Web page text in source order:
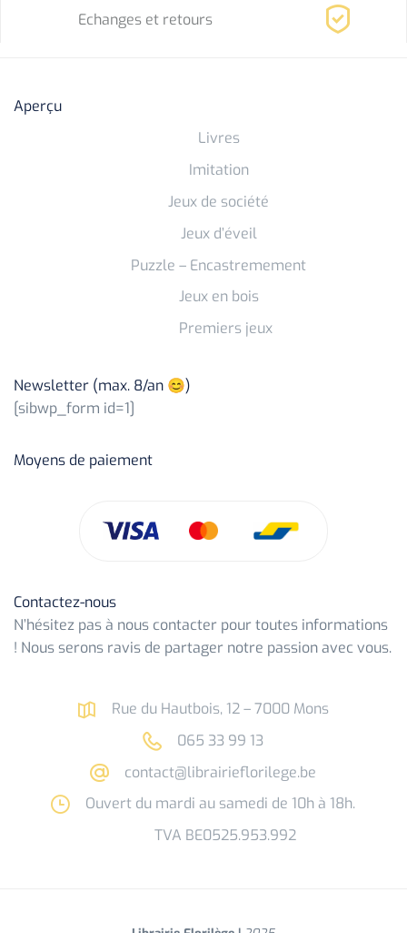
Echanges et retours
Aperçu
Livres
Imitation
Jeux de société
Jeux d’éveil
Puzzle – Encastremement
Jeux en bois
Premiers jeux
Newsletter (max. 8/an 😊)
[sibwp_form id=1]
Moyens de paiement
Contactez-nous
N’hésitez pas à nous contacter pour toutes informations
! Nous serons ravis de partager notre passion avec vous.
Rue du Hautbois, 12 – 7000 Mons
065 33 99 13
contact@librairieflorilege.be
Ouvert du mardi au samedi de 10h à 18h.
TVA BE0525.953.992